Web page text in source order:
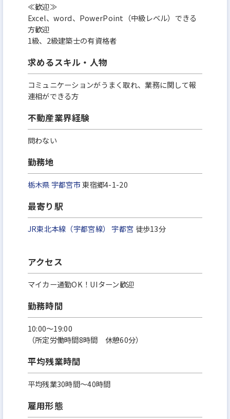
≪歓迎≫
Excel、word、PowerPoint（中級レベル）できる
方歓迎
1級、2級建築士の有資格者
求めるスキル・人物
コミュニケーションがうまく取れ、業務に関して報
連相ができる方
不動産業界経験
問わない
勤務地
栃木県 宇都宮市東宿郷4-1-20
最寄り駅
JR東北本線（宇都宮線） 宇都宮 徒歩13分
アクセス
マイカー通勤OK！UIターン歓迎
勤務時間
10:00～19:00
（所定労働時間8時間 休憩60分）
平均残業時間
平均残業30時間～40時間
雇用形態